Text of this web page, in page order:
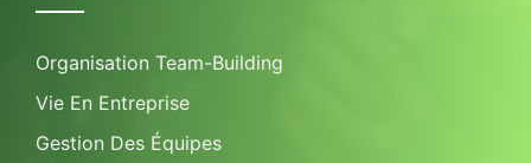
Organisation Team-Building
Vie En Entreprise
Gestion Des Équipes